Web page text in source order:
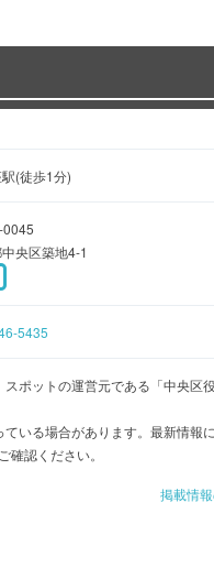
れた、日本初のセラピ
ちの群像にも注目を。
きる勇気や希望を与え
(徒歩1分)
央区築地4-1
5435
ポットの運営元である「中央区
いる場合があります。最新情報
確認ください。
掲載情